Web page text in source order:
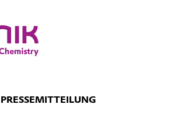
PRESSEMITTEILUNG